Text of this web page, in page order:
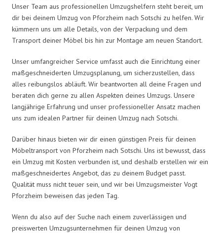
Unser Team aus professionellen Umzugshelfern steht bereit, um
dir bei deinem Umzug von Pforzheim nach Sotschi zu helfen. Wir
kümmern uns um alle Details, von der Verpackung und dem
Transport deiner Möbel bis hin zur Montage am neuen Standort.
Unser umfangreicher Service umfasst auch die Einrichtung einer
maßgeschneiderten Umzugsplanung, um sicherzustellen, dass
alles reibungslos abläuft. Wir beantworten all deine Fragen und
beraten dich gerne zu allen Aspekten deines Umzugs. Unsere
langjährige Erfahrung und unser professioneller Ansatz machen
uns zum idealen Partner für deinen Umzug nach Sotschi.
Darüber hinaus bieten wir dir einen günstigen Preis für deinen
Möbeltransport von Pforzheim nach Sotschi. Uns ist bewusst, dass
ein Umzug mit Kosten verbunden ist, und deshalb erstellen wir ein
maßgeschneidertes Angebot, das zu deinem Budget passt.
Qualität muss nicht teuer sein, und wir bei Umzugsmeister Vogt
Pforzheim beweisen das jeden Tag.
Wenn du also auf der Suche nach einem zuverlässigen und
preiswerten Umzugsunternehmen für deinen Umzug von